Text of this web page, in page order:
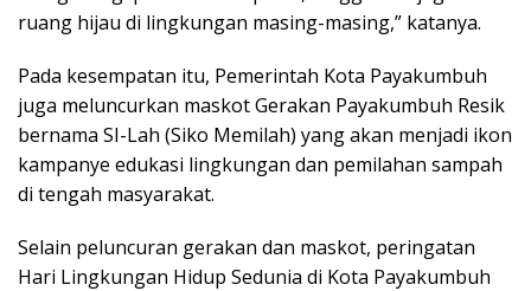
ruang hijau di lingkungan masing-masing,” katanya.
Pada kesempatan itu, Pemerintah Kota Payakumbuh
juga meluncurkan maskot Gerakan Payakumbuh Resik
bernama SI-Lah (Siko Memilah) yang akan menjadi ikon
kampanye edukasi lingkungan dan pemilahan sampah
di tengah masyarakat.
Selain peluncuran gerakan dan maskot, peringatan
Hari Lingkungan Hidup Sedunia di Kota Payakumbuh